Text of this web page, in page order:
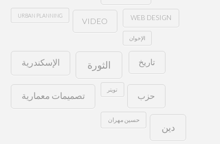
URBAN PLANNING
VIDEO WEB DESIGN
الإخوان
الإسكندرية الثورة تاريخ
تصميمات معمارية
تويتر
حزب
حسين مهران
دين